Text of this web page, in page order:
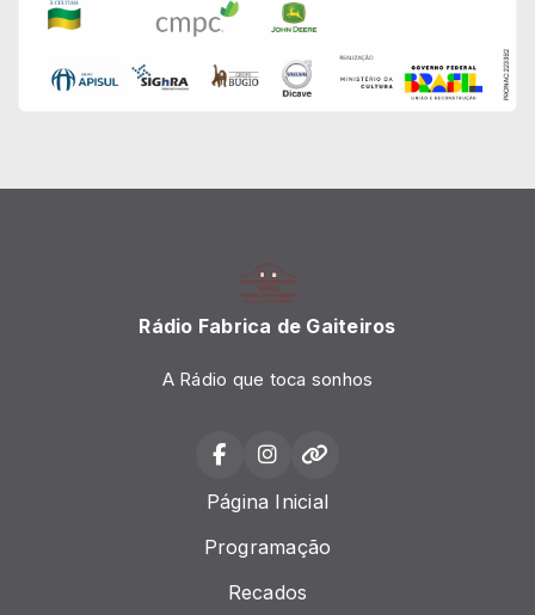
Rádio Fabrica de Gaiteiros
A Rádio que toca sonhos
Página Inicial
Programação
Recados